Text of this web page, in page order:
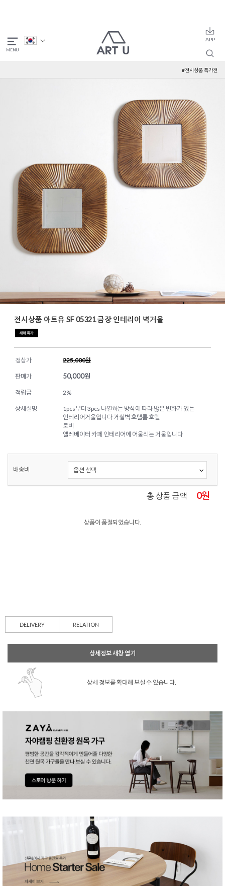
#전시상품 특가전
전시상품 아트유 SF 05321 금장 인테리어 벽거울
정상가 225,000원
판매가 50,000원
적립금 2%
상세설명
1pcs부터 3pcs 나열하는 방식에 따라 많은 변화가 있는
인테리어거울입니다 거실벽 호텔룸 호텔
로비
엘레베이터 카페 인테리어에 어울리는 거울입니다
배송비
총 상품 금액 0원
상품이 품절되었습니다.
DELIVERY RELATION
상세정보 새창 열기
상세 정보를 확대해 보실 수 있습니다.